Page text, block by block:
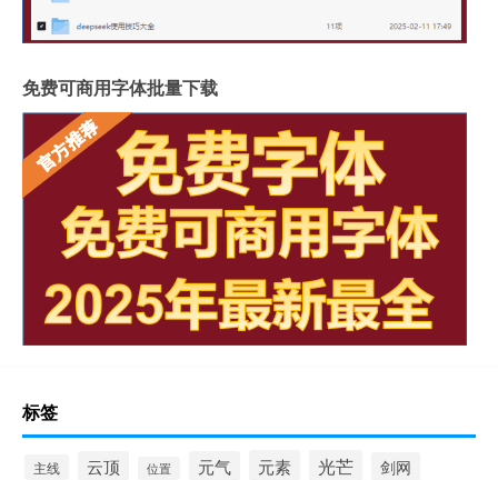
免费可商用字体批量下载
标签
主线 云顶 位置 元气 元素 光芒
剑网